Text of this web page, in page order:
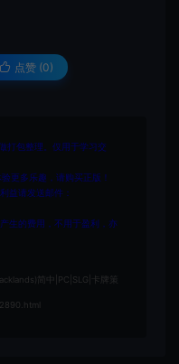
点赞 (0)
打包整理。仅用于学习交
更多乐趣，请购买正版！
益请发送邮件：
生的费用，不用于盈利，亦
简中|PC|SLG|卡牌策